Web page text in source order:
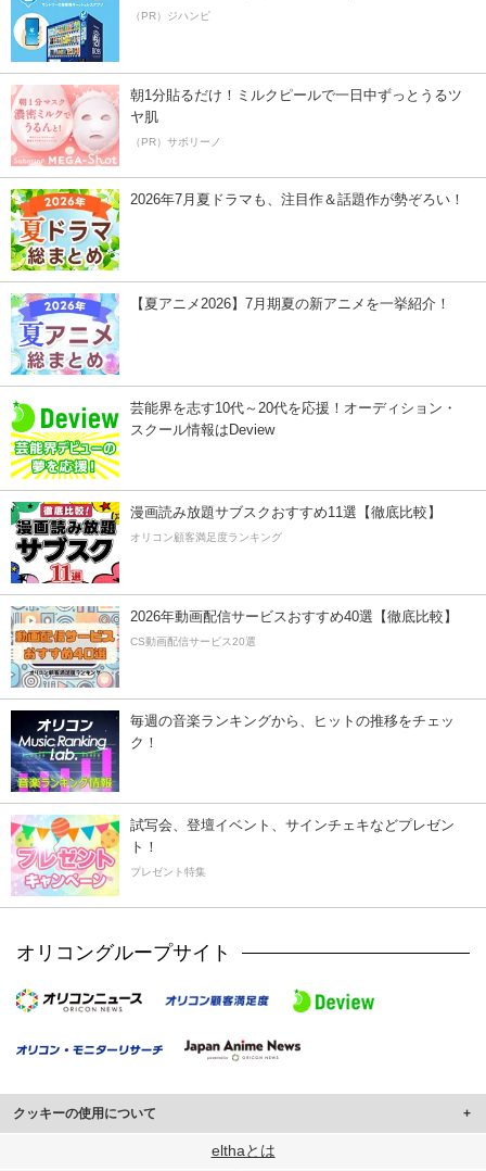
（PR）ジハンピ
朝1分貼るだけ！ミルクピールで一日中ずっとうるツ
ヤ肌
（PR）サボリーノ
2026年7月夏ドラマも、注目作＆話題作が勢ぞろい！
【夏アニメ2026】7月期夏の新アニメを一挙紹介！
芸能界を志す10代～20代を応援！オーディション・
スクール情報はDeview
漫画読み放題サブスクおすすめ11選【徹底比較】
オリコン顧客満足度ランキング
2026年動画配信サービスおすすめ40選【徹底比較】
CS動画配信サービス20選
毎週の音楽ランキングから、ヒットの推移をチェッ
ク！
試写会、登壇イベント、サインチェキなどプレゼン
ト！
プレゼント特集
オリコングループサイト
クッキーの使用について
このサイトでは Cookie を使用して、ユーザーに合わせたコンテンツや広告の
elthaとは